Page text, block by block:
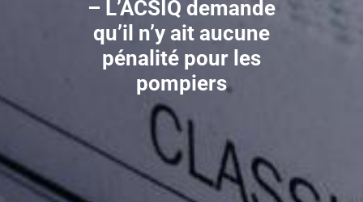
– L’ACSIQ demande
qu’il n’y ait aucune
pénalité pour les
pompiers